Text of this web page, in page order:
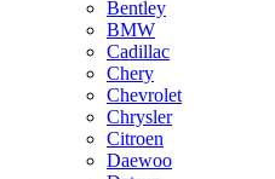
Bentley
BMW
Cadillac
Chery
Chevrolet
Chrysler
Citroen
Daewoo